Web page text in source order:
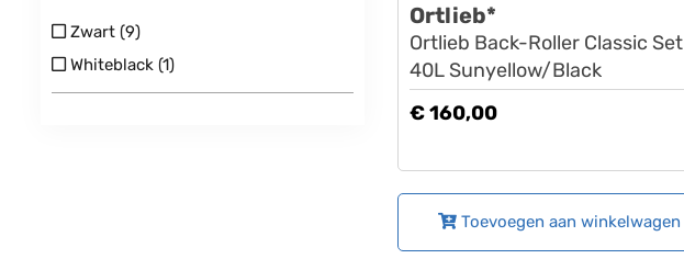
Zwart (9)
Whiteblack (1)
Ortlieb*
Ortlieb Back-Roller Classic Set
40L Sunyellow/Black
€ 160,00
Toevoegen aan winkelwagen